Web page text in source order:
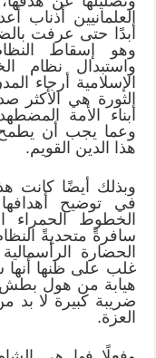
العلمانيين أذناب
أبدًا حتى عرفت
وهو إسقاط
واستبدال نظام
الإسلامية أرجاء
الثورة هي الأكثر
أبناء الأمة
وعما يجب أن يطمح
هذا الدين القويم.
وبذلك أيضًا كانت
في توضيح
الخطوط الحمراء
سافرةً متحديةً
الحضارة
غلب على ظنها
هيابة من هول بطش
ضريبة كبيرة لا بد
العزة.